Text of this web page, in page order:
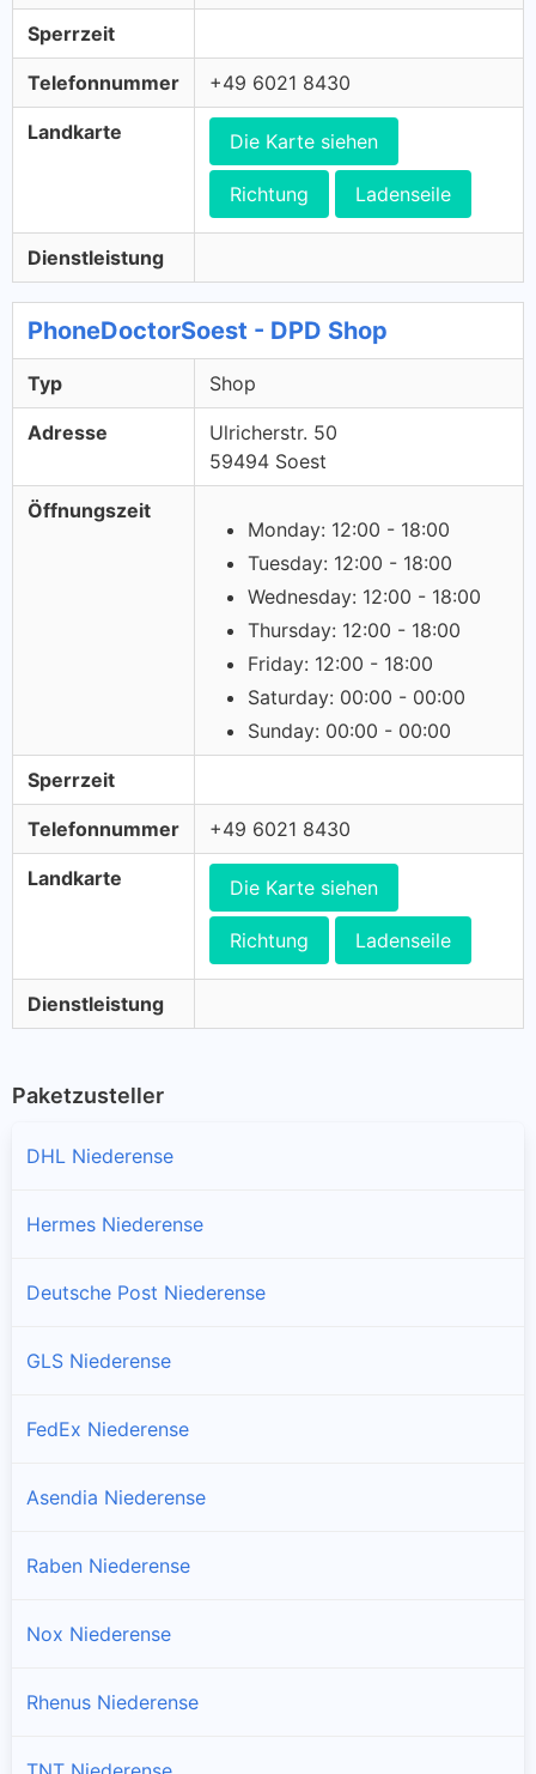
Sperrzeit
Telefonnummer +49 6021 8430
Landkarte Die Karte siehen
Richtung Ladenseile
Dienstleistung
PhoneDoctorSoest - DPD Shop
Typ Shop
Adresse
Ulricherstr. 50
59494 Soest
Öffnungszeit
Monday: 12:00 - 18:00
Tuesday: 12:00 - 18:00
Wednesday: 12:00 - 18:00
Thursday: 12:00 - 18:00
Friday: 12:00 - 18:00
Saturday: 00:00 - 00:00
Sunday: 00:00 - 00:00
Sperrzeit
Telefonnummer +49 6021 8430
Landkarte Die Karte siehen
Richtung Ladenseile
Dienstleistung
Paketzusteller
DHL Niederense
Hermes Niederense
Deutsche Post Niederense
GLS Niederense
FedEx Niederense
Asendia Niederense
Raben Niederense
Nox Niederense
Rhenus Niederense